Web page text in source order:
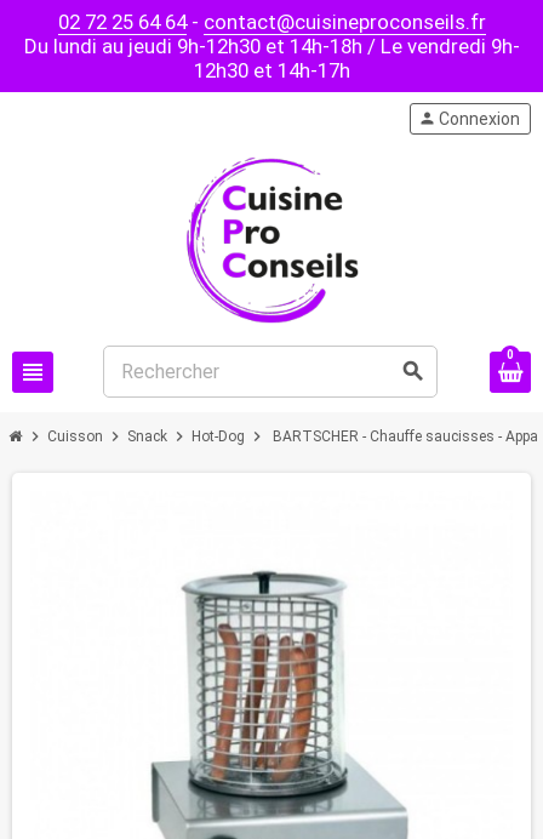
02 72 25 64 64- contact@cuisineproconseils.fr
Du lundi au jeudi 9h-12h30 et 14h-18h / Le vendredi 9h-
12h30 et 14h-17h
view_headline search
person Connexion
0
chevron_right Cuisson chevron_right Snack chevron_right Hot-Dog chevron_right BARTSCHER - Chauffe saucisses -